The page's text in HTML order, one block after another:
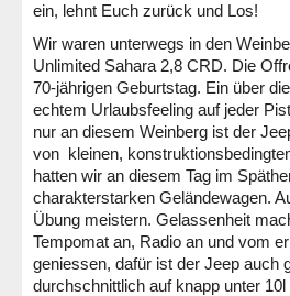
ein, lehnt Euch zurück und Los!
Wir waren unterwegs in den
Unlimited Sahara 2,8 CRD. Die
70-jährigen Geburtstag. Ein über
echtem Urlaubsfeeling auf jeder
nur an diesem Weinberg ist der
von kleinen,
hatten wir an diesem Tag im
charakterstarken Geländewagen.
Übung meistern. Gelassenheit
Tempomat an, Radio an und vom
geniessen, dafür ist der Jeep auch
durchschnittlich auf knapp unter